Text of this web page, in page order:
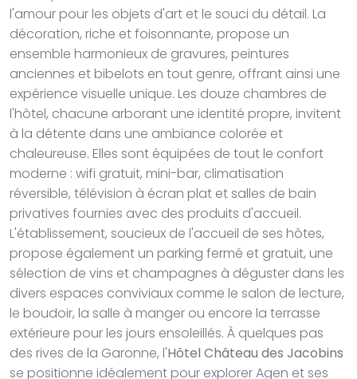
l'amour pour les objets d'art et le souci du détail. La
décoration, riche et foisonnante, propose un
ensemble harmonieux de gravures, peintures
anciennes et bibelots en tout genre, offrant ainsi une
expérience visuelle unique. Les douze chambres de
l'hôtel, chacune arborant une identité propre, invitent
à la détente dans une ambiance colorée et
chaleureuse. Elles sont équipées de tout le confort
moderne : wifi gratuit, mini-bar, climatisation
réversible, télévision à écran plat et salles de bain
privatives fournies avec des produits d'accueil.
L'établissement, soucieux de l'accueil de ses hôtes,
propose également un parking fermé et gratuit, une
sélection de vins et champagnes à déguster dans les
divers espaces conviviaux comme le salon de lecture,
le boudoir, la salle à manger ou encore la terrasse
extérieure pour les jours ensoleillés. À quelques pas
des rives de la Garonne, l'Hôtel Château des Jacobins
se positionne idéalement pour explorer Agen et ses